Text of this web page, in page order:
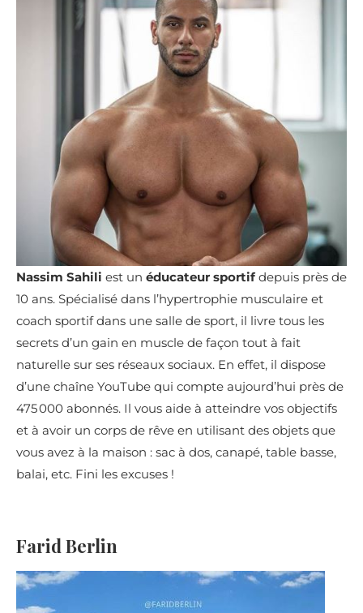
Nassim Sahili est un éducateur sportif depuis près de
10 ans. Spécialisé dans l’hypertrophie musculaire et
coach sportif dans une salle de sport, il livre tous les
secrets d’un gain en muscle de façon tout à fait
naturelle sur ses réseaux sociaux. En effet, il dispose
d’une chaîne YouTube qui compte aujourd’hui près de
475 000 abonnés. Il vous aide à atteindre vos objectifs
et à avoir un corps de rêve en utilisant des objets que
vous avez à la maison : sac à dos, canapé, table basse,
balai, etc. Fini les excuses !
Farid Berlin